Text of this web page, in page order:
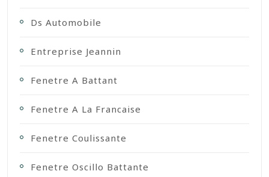
Ds Automobile
Entreprise Jeannin
Fenetre A Battant
Fenetre A La Francaise
Fenetre Coulissante
Fenetre Oscillo Battante